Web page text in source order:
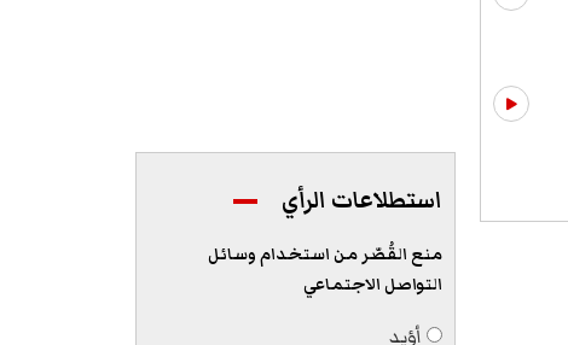
استطلاعات الرأي
منع القُصّر من استخدام وسائل
التواصل الاجتماعي
أؤيد